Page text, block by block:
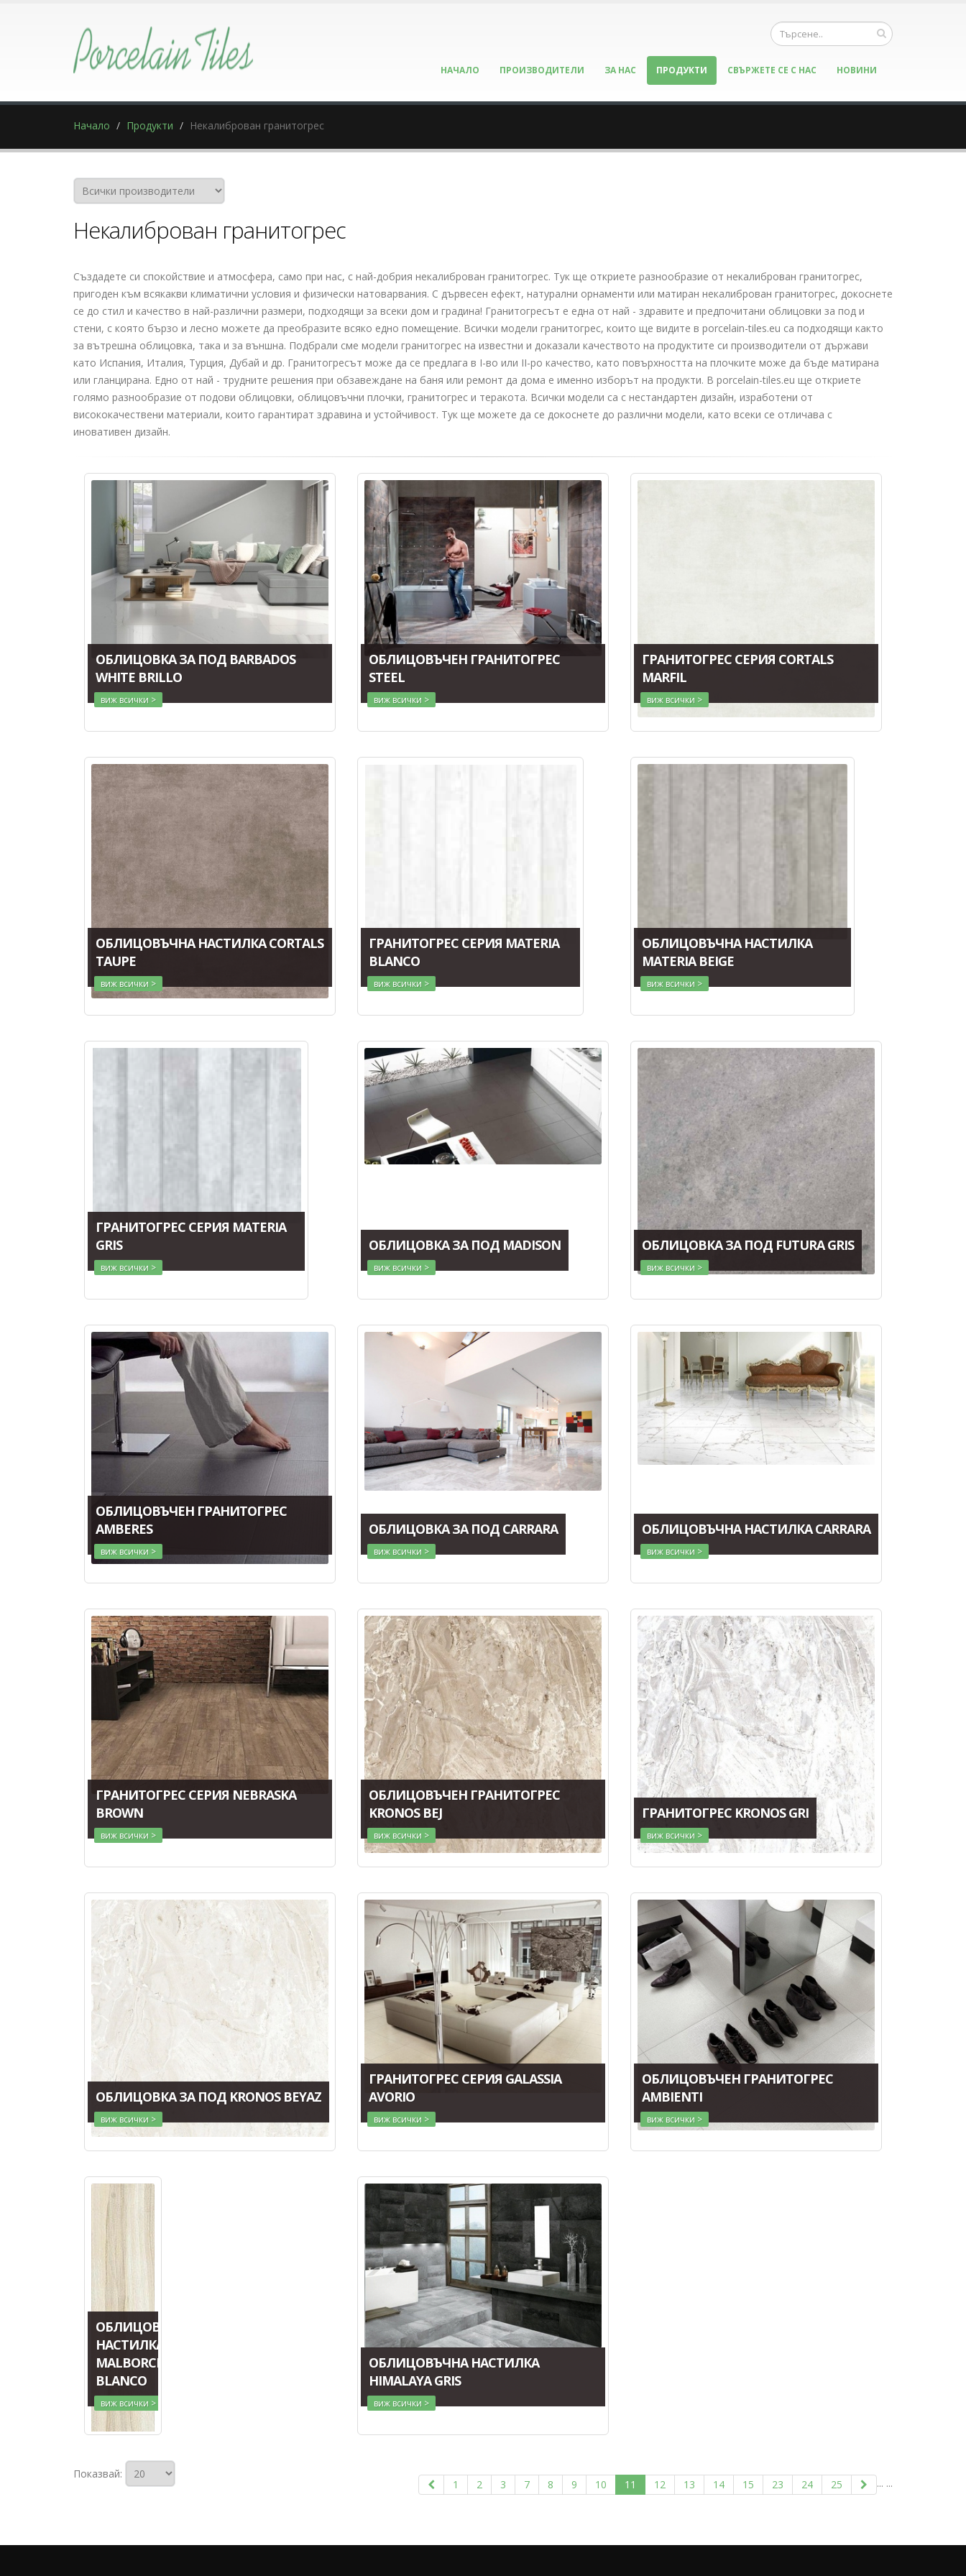
НАЧАЛО ПРОИЗВОДИТЕЛИ ЗА НАС ПРОДУКТИ СВЪРЖЕТЕ СЕ С НАС НОВИНИ
Начало Продукти Некалиброван гранитогрес
Некалиброван гранитогрес
Създадете си спокойствие и атмосфера, само при нас, с най-добрия некалиброван гранитогрес. Тук ще откриете разнообразие от некалиброван гранитогрес,
пригоден към всякакви климатични условия и физически натоварвания. С дървесен ефект, натурални орнаменти или матиран некалиброван гранитогрес, докоснете
се до стил и качество в най-различни размери, подходящи за всеки дом и градина! Гранитогресът е една от най - здравите и предпочитани облицовки за под и
стени, с която бързо и лесно можете да преобразите всяко едно помещение. Всички модели гранитогрес, които ще видите в porcelain-tiles.eu са подходящи както
за вътрешна облицовка, така и за външна. Подбрали сме модели гранитогрес на известни и доказали качеството на продуктите си производители от държави
като Испания, Италия, Турция, Дубай и др. Гранитогресът може да се предлага в I-во или II-ро качество, като повърхността на плочките може да бъде матирана
или гланцирана. Едно от най - трудните решения при обзавеждане на баня или ремонт да дома е именно изборът на продукти. В porcelain-tiles.eu ще откриете
голямо разнообразие от подови облицовки, облицовъчни плочки, гранитогрес и теракота. Всички модели са с нестандартен дизайн, изработени от
висококачествени материали, които гарантират здравина и устойчивост. Тук ще можете да се докоснете до различни модели, като всеки се отличава с
иновативен дизайн.
ОБЛИЦОВКА ЗА ПОД BARBADOS
WHITE BRILLO
виж всички >
ОБЛИЦОВЪЧЕН ГРАНИТОГРЕС
STEEL
виж всички >
ГРАНИТОГРЕС СЕРИЯ CORTALS
MARFIL
виж всички >
ОБЛИЦОВЪЧНА НАСТИЛКА CORTALS
TAUPE
виж всички >
ГРАНИТОГРЕС СЕРИЯ MATERIA
BLANCO
виж всички >
ОБЛИЦОВЪЧНА НАСТИЛКА
MATERIA BEIGE
виж всички >
ГРАНИТОГРЕС СЕРИЯ MATERIA
GRIS
виж всички >
ОБЛИЦОВКА ЗА ПОД MADISON
виж всички >
ОБЛИЦОВКА ЗА ПОД FUTURA GRIS
виж всички >
ОБЛИЦОВЪЧЕН ГРАНИТОГРЕС
AMBERES
виж всички >
ОБЛИЦОВКА ЗА ПОД CARRARA
виж всички >
ОБЛИЦОВЪЧНА НАСТИЛКА CARRARA
виж всички >
ГРАНИТОГРЕС СЕРИЯ NEBRASKA
BROWN
виж всички >
ОБЛИЦОВЪЧЕН ГРАНИТОГРЕС
KRONOS BEJ
виж всички >
ГРАНИТОГРЕС KRONOS GRI
виж всички >
ОБЛИЦОВКА ЗА ПОД KRONOS BEYAZ
виж всички >
ГРАНИТОГРЕС СЕРИЯ GALASSIA
AVORIO
виж всички >
ОБЛИЦОВЪЧЕН ГРАНИТОГРЕС
AMBIENTI
виж всички >
ОБЛИЦОВЪЧНА
НАСТИЛКА
MALBORCK
BLANCO
виж всички >
ОБЛИЦОВЪЧНА НАСТИЛКА
HIMALAYA GRIS
виж всички >
Показвай:
1 2 3 ...
7 8 9 10 11 12 13 14 15 ...
23 24 25